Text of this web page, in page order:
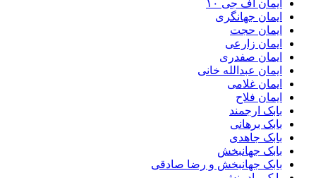
ایمان اف جی ۱۰
ایمان جهانگری
ایمان حجت
ایمان زارعی
ایمان صفدری
ایمان عبدالله خانی
ایمان غلامی
ایمان فلاح
بابک ارجمند
بابک برهانی
بابک جاهدی
بابک جهانبخش
بابک جهانبخش و رضا صادقی